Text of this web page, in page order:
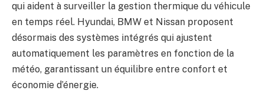
qui aident à surveiller la gestion thermique du véhicule
en temps réel. Hyundai, BMW et Nissan proposent
désormais des systèmes intégrés qui ajustent
automatiquement les paramètres en fonction de la
météo, garantissant un équilibre entre confort et
économie d’énergie.